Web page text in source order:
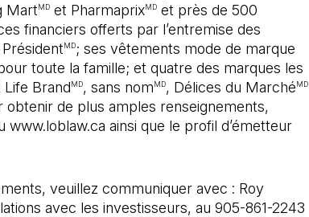
MartMDet PharmaprixMDet près de 500
financiers offerts par l’entremise des
MD; ses vêtements mode de marque
toute la famille; et quatre des marques les
Life BrandMD, sans nomMD, Délices du MarchéMD
obtenir de plus amples renseignements,
www.loblaw.ca ainsi que le profil d’émetteur
veuillez communiquer avec : Roy
avec les investisseurs, au 905-861-2243